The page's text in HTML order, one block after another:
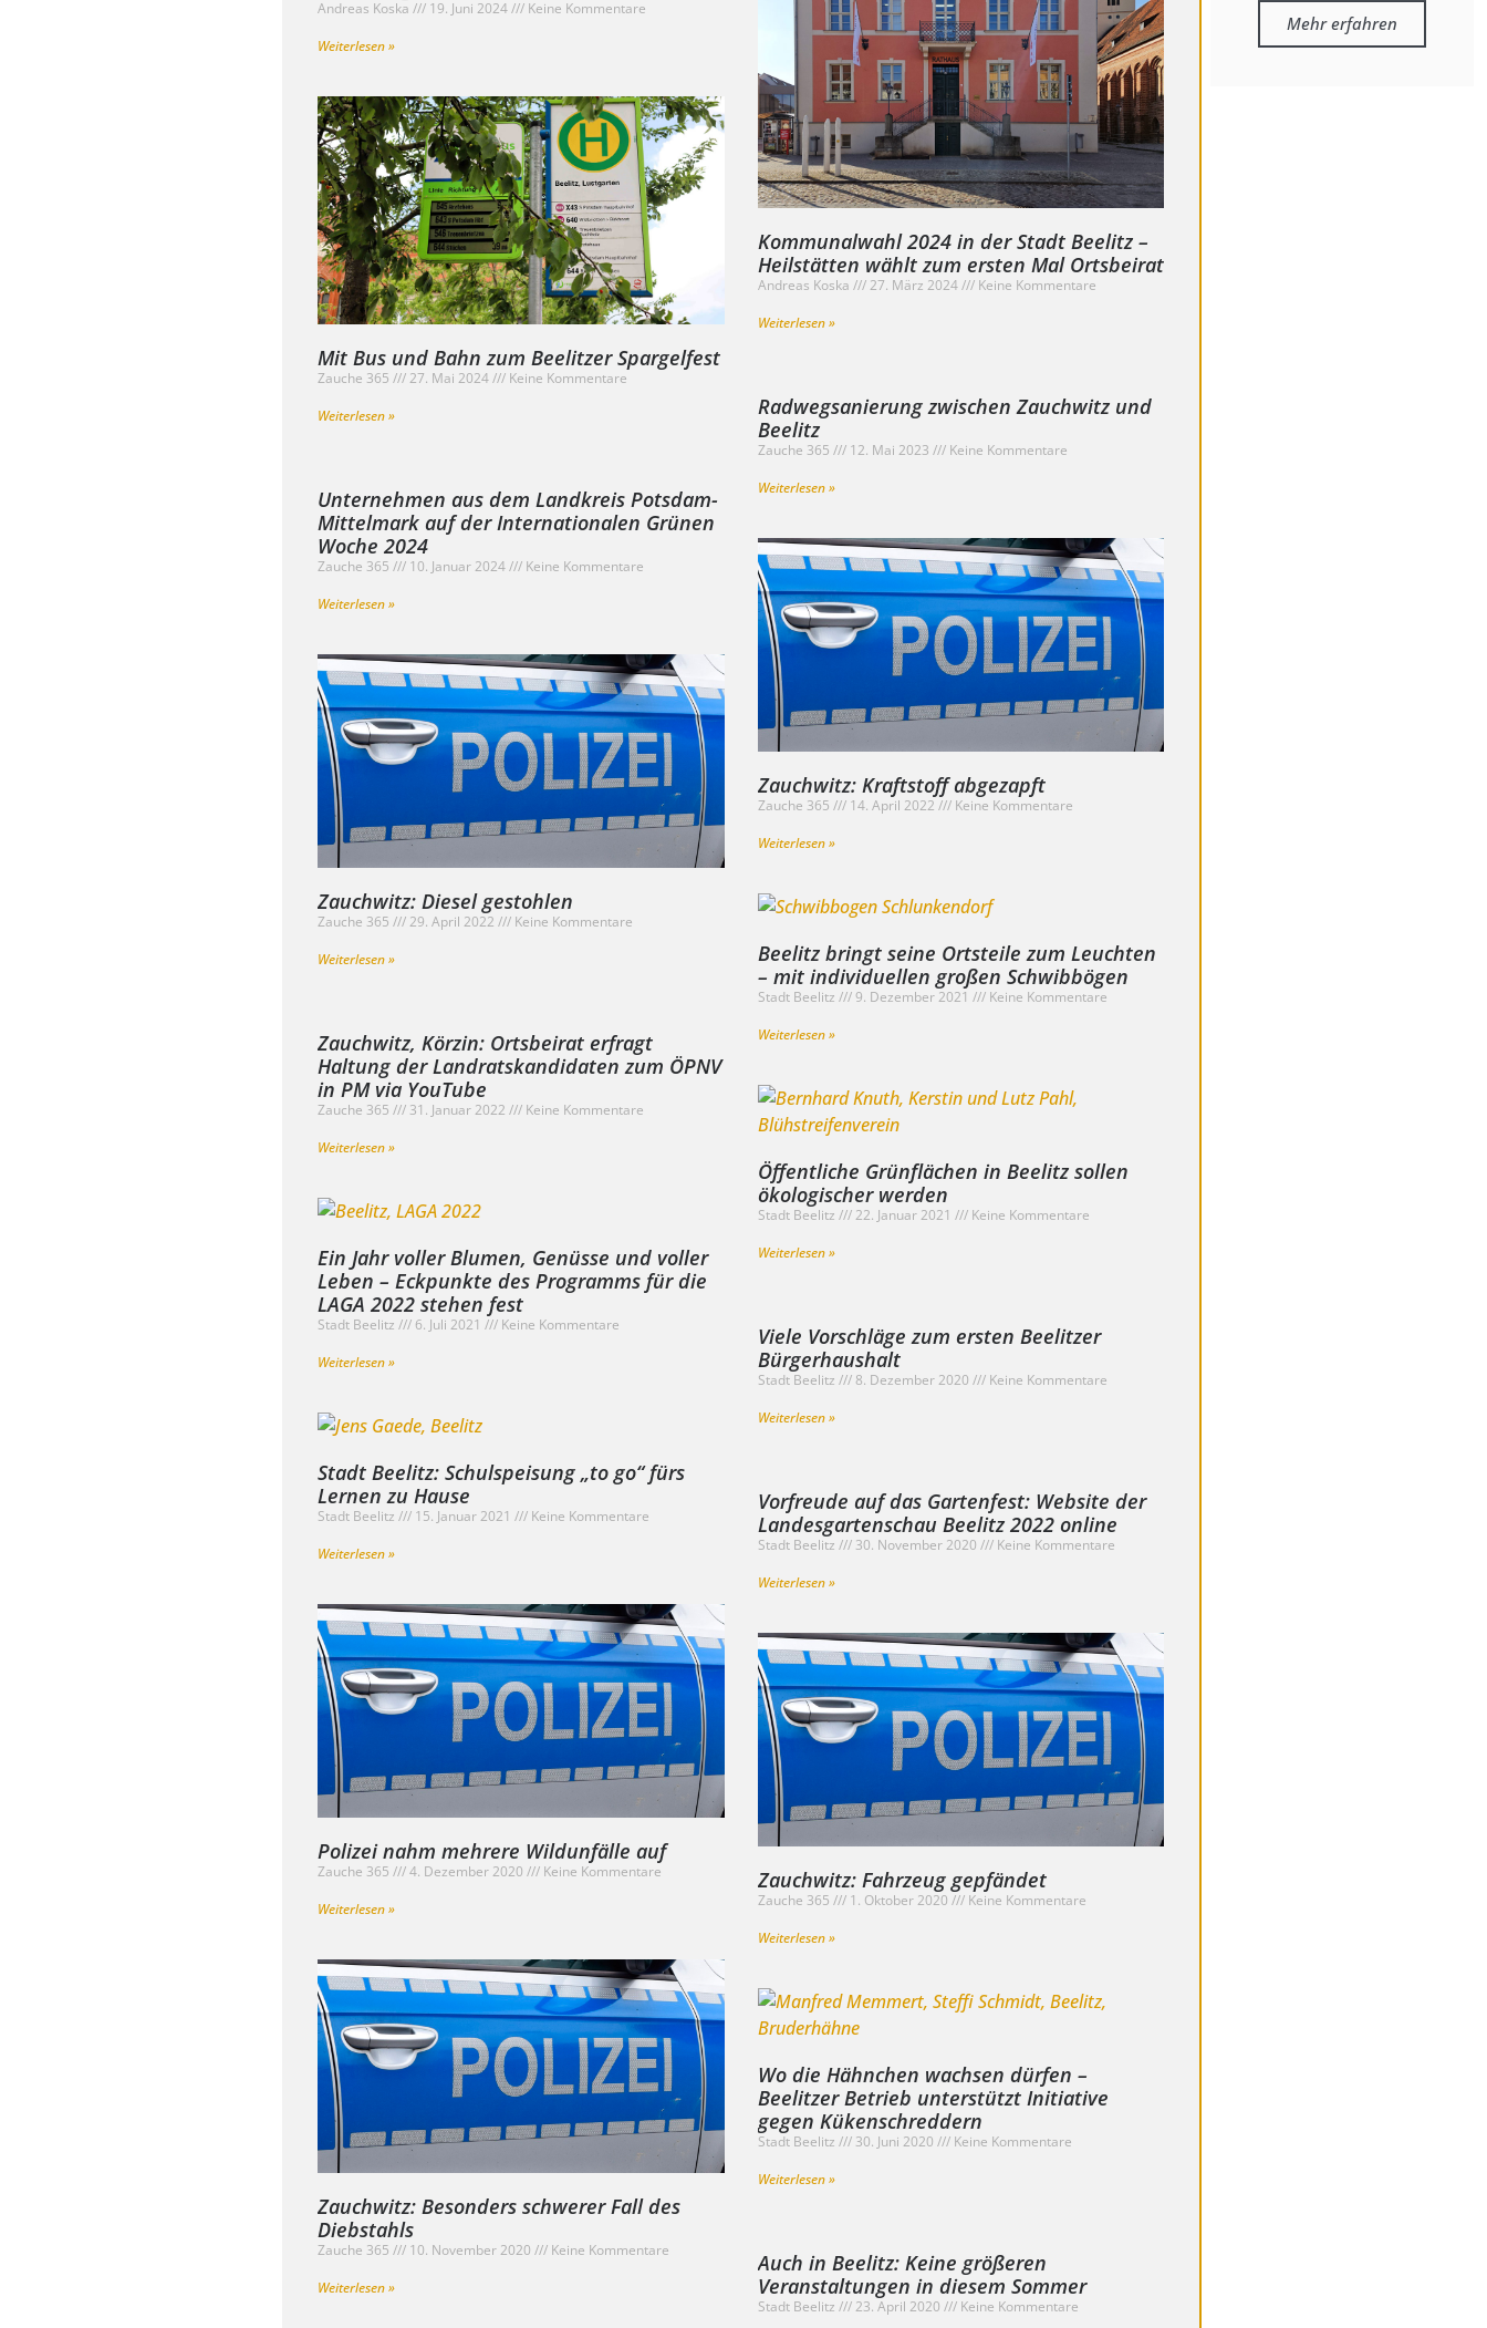
Andreas Koska 19. Juni 2024
Keine Kommentare
Weiterlesen »
Mit Bus und Bahn zum Beelitzer Spargelfest
Zauche 365 27. Mai 2024
Keine Kommentare
Weiterlesen »
Kommunalwahl 2024 in der Stadt Beelitz –
Heilstätten wählt zum ersten Mal Ortsbeirat
Andreas Koska 27. März 2024
Keine Kommentare
Weiterlesen »
Unternehmen aus dem Landkreis Potsdam-
Mittelmark auf der Internationalen Grünen
Woche 2024
Zauche 365 10. Januar 2024
Keine Kommentare
Weiterlesen »
Radwegsanierung zwischen Zauchwitz und
Beelitz
Zauche 365 12. Mai 2023
Keine Kommentare
Weiterlesen »
Zauchwitz: Diesel gestohlen
Zauche 365 29. April 2022
Keine Kommentare
Weiterlesen »
Zauchwitz: Kraftstoff abgezapft
Zauche 365 14. April 2022
Keine Kommentare
Weiterlesen »
Zauchwitz, Körzin: Ortsbeirat erfragt
Haltung der Landratskandidaten zum ÖPNV
in PM via YouTube
Zauche 365 31. Januar 2022
Keine Kommentare
Weiterlesen »
Beelitz bringt seine Ortsteile zum Leuchten
– mit individuellen großen Schwibbögen
Stadt Beelitz 9. Dezember 2021
Keine Kommentare
Weiterlesen »
Ein Jahr voller Blumen, Genüsse und voller
Leben – Eckpunkte des Programms für die
LAGA 2022 stehen fest
Stadt Beelitz 6. Juli 2021
Keine Kommentare
Weiterlesen »
Öffentliche Grünflächen in Beelitz sollen
ökologischer werden
Stadt Beelitz 22. Januar 2021
Keine Kommentare
Weiterlesen »
Stadt Beelitz: Schulspeisung „to go“ fürs
Lernen zu Hause
Stadt Beelitz 15. Januar 2021
Keine Kommentare
Weiterlesen »
Viele Vorschläge zum ersten Beelitzer
Bürgerhaushalt
Stadt Beelitz 8. Dezember 2020
Keine Kommentare
Weiterlesen »
Polizei nahm mehrere Wildunfälle auf
Zauche 365 4. Dezember 2020
Keine Kommentare
Weiterlesen »
Vorfreude auf das Gartenfest: Website der
Landesgartenschau Beelitz 2022 online
Stadt Beelitz 30. November 2020
Keine Kommentare
Weiterlesen »
Zauchwitz: Besonders schwerer Fall des
Diebstahls
Zauche 365 10. November 2020
Keine Kommentare
Weiterlesen »
Zauchwitz: Fahrzeug gepfändet
Zauche 365 1. Oktober 2020
Keine Kommentare
Weiterlesen »
Wo die Hähnchen wachsen dürfen –
Beelitzer Betrieb unterstützt Initiative
gegen Kükenschreddern
Stadt Beelitz 30. Juni 2020
Keine Kommentare
Weiterlesen »
Auch in Beelitz: Keine größeren
Veranstaltungen in diesem Sommer
Stadt Beelitz 23. April 2020 Keine Kommentare
Mehr erfahren